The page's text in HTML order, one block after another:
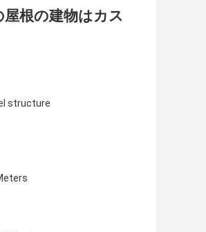
根の建物はカス
structure